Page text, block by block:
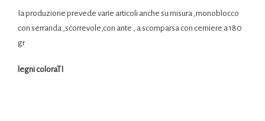
Ia produzione prevede varie articoli anche su misura ,monoblocco
con serranda ,scorrevole,con ante , a scomparsa con cerniere a 180
gr
legni coloraTI